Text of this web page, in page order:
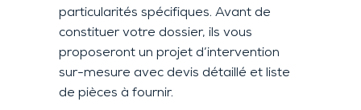
particularités spécifiques. Avant de
constituer votre dossier, ils vous
proposeront un projet d’intervention
sur-mesure avec devis détaillé et liste
de pièces à fournir.